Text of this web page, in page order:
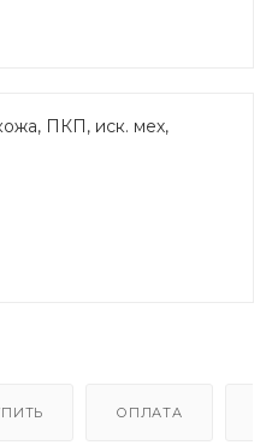
ПКП, иск. мех,
ОПЛАТА